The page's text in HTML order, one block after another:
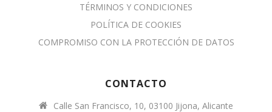
TÉRMINOS Y CONDICIONES
POLÍTICA DE COOKIES
COMPROMISO CON LA PROTECCIÓN DE DATOS
CONTACTO
Calle San Francisco, 10, 03100 Jijona, Alicante